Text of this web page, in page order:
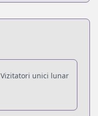
Vizitatori unici lunar